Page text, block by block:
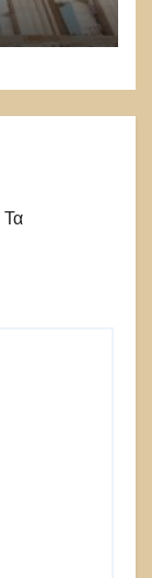
Τα